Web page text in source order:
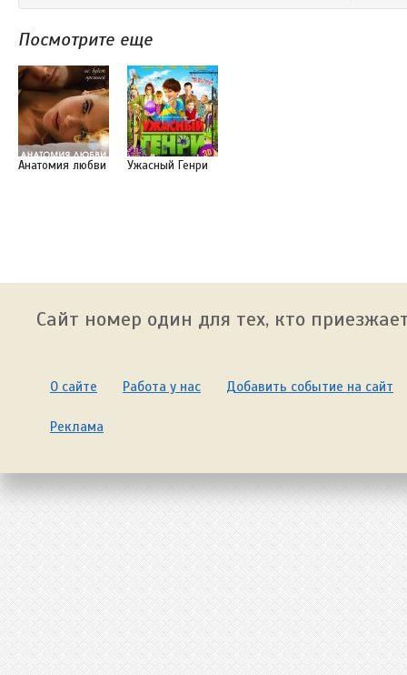
Посмотрите еще
Анатомия любви Ужасный Генри
Сайт номер один для тех, кто
О сайте Работа у нас Добавить событие на сайт
Реклама